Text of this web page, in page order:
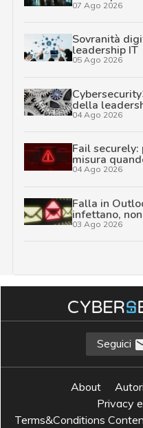
07 Ago 2026
Sovranità
leadership IT
05 Ago 2026
della
04 Ago 2026
Fail securely:
misura
04 Ago 2026
Falla in
infettano,
03 Ago 2026
Seguici
About Autori
Privacy
Terms&Conditions